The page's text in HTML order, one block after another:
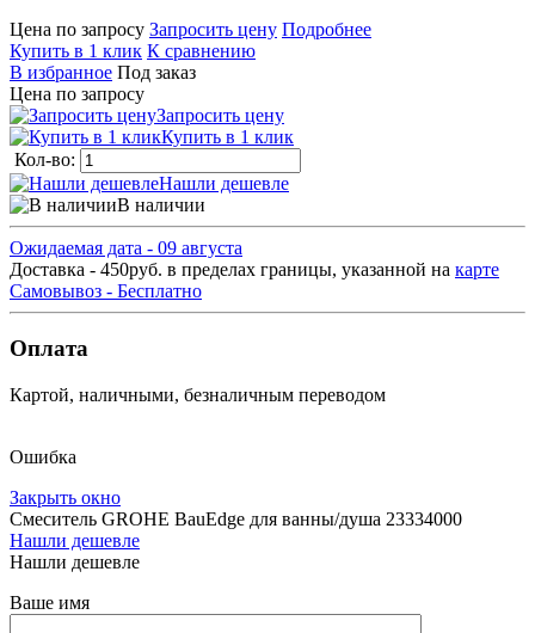
Цена по запросу Запросить цену Подробнее
Купить в 1 клик К сравнению
В избранное Под заказ
Цена по запросу
Запросить цену
Купить в 1 клик
Кол-во:
Нашли дешевле
В наличии
Ожидаемая дата - 09 августа
Доставка - 450руб. в пределах границы, указанной на карте
Самовывоз - Бесплатно
Оплата
Картой, наличными, безналичным переводом
Ошибка
Закрыть окно
Смеситель GROHE BauEdge для ванны/душа 23334000
Нашли дешевле
Нашли дешевле
Ваше имя